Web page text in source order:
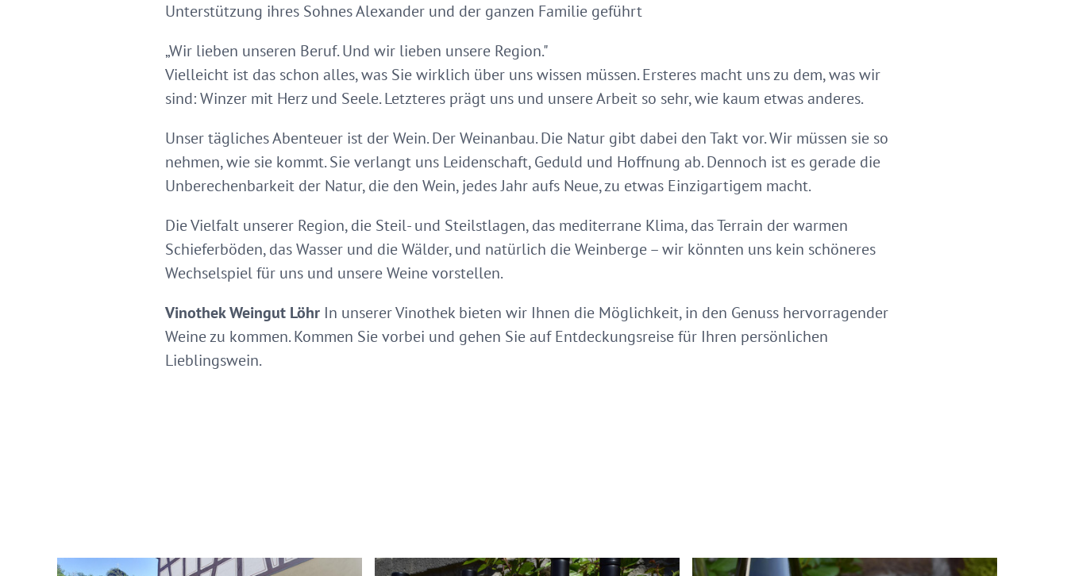
Unterstützung ihres Sohnes Alexander und der ganzen Familie geführt
„Wir lieben unseren Beruf. Und wir lieben unsere Region."
Vielleicht ist das schon alles, was Sie wirklich über uns wissen müssen. Ersteres macht uns zu dem, was wir
sind: Winzer mit Herz und Seele. Letzteres prägt uns und unsere Arbeit so sehr, wie kaum etwas anderes.
Unser tägliches Abenteuer ist der Wein. Der Weinanbau. Die Natur gibt dabei den Takt vor. Wir müssen sie so
nehmen, wie sie kommt. Sie verlangt uns Leidenschaft, Geduld und Hoffnung ab. Dennoch ist es gerade die
Unberechenbarkeit der Natur, die den Wein, jedes Jahr aufs Neue, zu etwas Einzigartigem macht.
Die Vielfalt unserer Region, die Steil- und Steilstlagen, das mediterrane Klima, das Terrain der warmen
Schieferböden, das Wasser und die Wälder, und natürlich die Weinberge – wir könnten uns kein schöneres
Wechselspiel für uns und unsere Weine vorstellen.
Vinothek Weingut Löhr In unserer Vinothek bieten wir Ihnen die Möglichkeit, in den Genuss hervorragender
Weine zu kommen. Kommen Sie vorbei und gehen Sie auf Entdeckungsreise für Ihren persönlichen
Lieblingswein.